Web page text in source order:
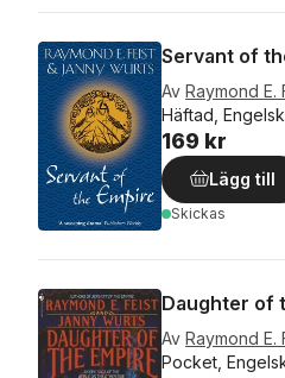
Servant of
Av Raymond E.
Häftad,
169 kr
Lägg till
Skickas
Daughter of
Av Raymond E.
Pocket,